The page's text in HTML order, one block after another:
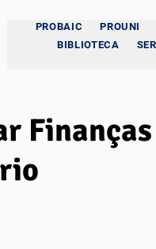
PROBAIC PROUNI
BIBLIOTECA